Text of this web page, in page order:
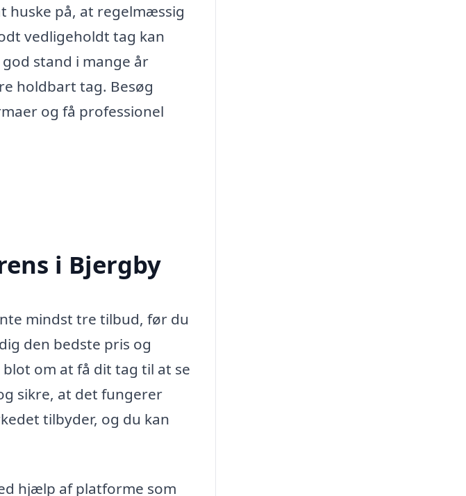
huske på, at regelmæssig
vedligeholdt tag kan
stand i mange år
holdbart tag. Besøg
og få professionel
i Bjergby
mindst tre tilbud, før du
den bedste pris og
om at få dit tag til at se
sikre, at det fungerer
tilbyder, og du kan
hjælp af platforme som